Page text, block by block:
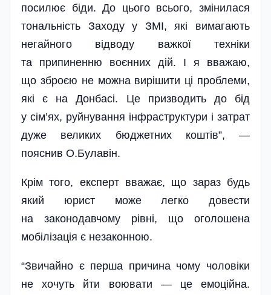
посилює біди. До цього всього, змінилася
тональність Заходу у ЗМІ, які вимагають
негайного відводу важкої техніки
та припиненню воєнних дій. І я вважаю,
що зброєю не можна вирішити ці проблеми,
які є на Донбасі. Це призводить до бід
у сім’ях, руйнування інфраструктури і затрат
дуже великих бюджетних коштів”, —
пояснив О.Булавін.
Крім того, експерт вважає, що зараз будь
який юрист може легко довести
на законодавчому рівні, що оголошена
мобілізація є незаконною.
“Звичайно є перша причина чому чоловіки
не хочуть йти воювати — це емоційна.